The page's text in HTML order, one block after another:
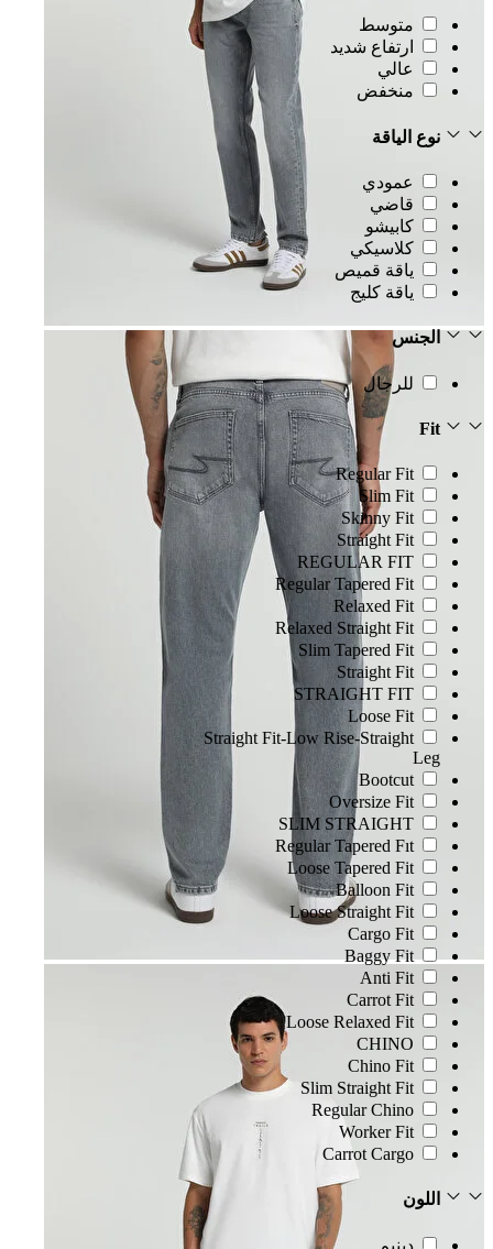
متوسط
ارتفاع شديد
عالي
منخفض
نوع الياقة
عمودي
قاضي
كابيشو
كلاسيكي
ياقة قميص
ياقة كليج
الجنس
للرجال
Fit
Regular Fit
Slim Fit
Skinny Fit
Straight Fit
REGULAR FIT
Regular Tapered Fit
Relaxed Fit
Relaxed Straight Fit
Slim Tapered Fit
Straight Fit
STRAIGHT FIT
Loose Fit
Straight Fit-Low Rise-Straight
Leg
Bootcut
Oversize Fit
SLIM STRAIGHT
Regular Tapered Fıt
Loose Tapered Fit
Balloon Fit
Loose Straight Fit
Cargo Fit
Baggy Fit
Anti Fit
Carrot Fit
Loose Relaxed Fit
CHINO
Chino Fit
Slim Straight Fit
Regular Chino
Worker Fit
Carrot Cargo
اللون
دينيم